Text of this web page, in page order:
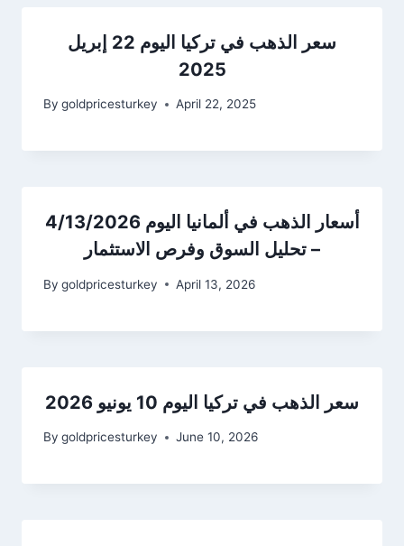
سعر الذهب في تركيا اليوم 22 إبريل
2025
By goldpricesturkey April 22, 2025
أسعار الذهب في ألمانيا اليوم 4/13/2026
– تحليل السوق وفرص الاستثمار
By goldpricesturkey April 13, 2026
سعر الذهب في تركيا اليوم 10 يونيو 2026
By goldpricesturkey June 10, 2026